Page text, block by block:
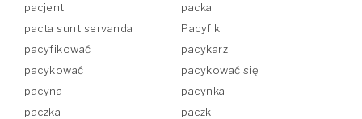
pacjent
packa
pacta sunt servanda
Pacyfik
pacyfikować
pacykarz
pacykować
pacykować się
pacyna
pacynka
paczka
paczki